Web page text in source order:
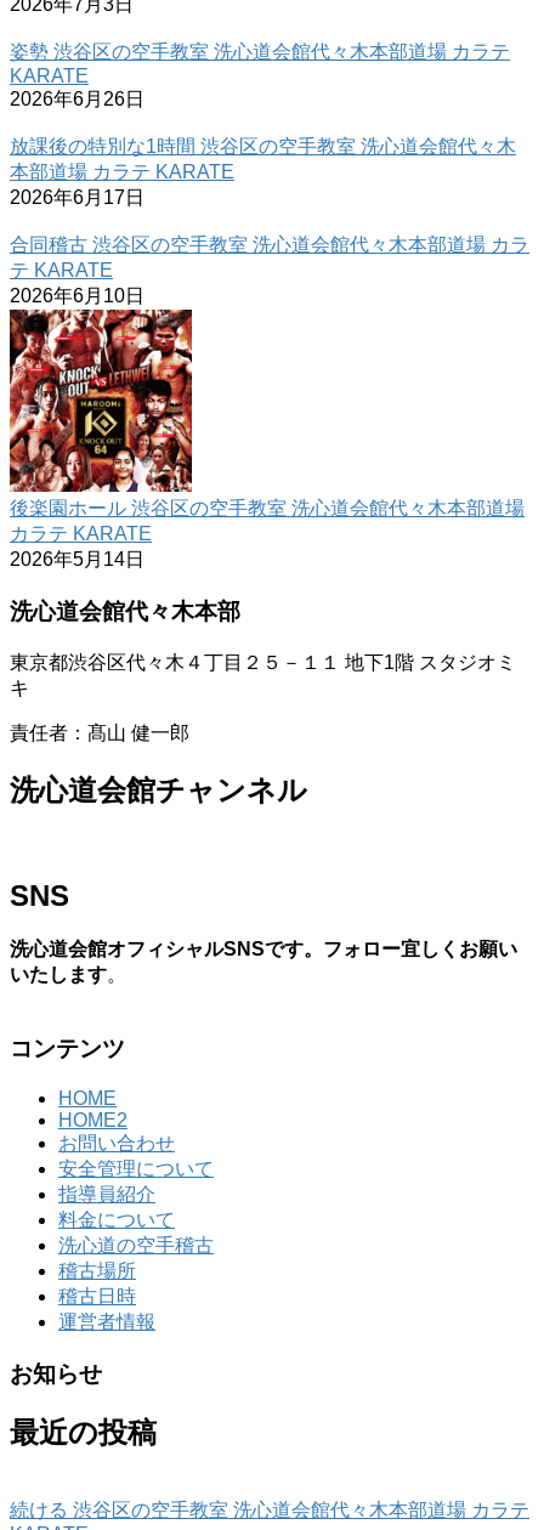
2026年7月3日
姿勢 渋谷区の空手教室 洗心道会館代々木本部道場 カラテ
KARATE
2026年6月26日
放課後の特別な1時間 渋谷区の空手教室 洗心道会館代々木
本部道場 カラテ KARATE
2026年6月17日
合同稽古 渋谷区の空手教室 洗心道会館代々木本部道場 カラ
テ KARATE
2026年6月10日
後楽園ホール 渋谷区の空手教室 洗心道会館代々木本部道場
カラテ KARATE
2026年5月14日
洗心道会館代々木本部
東京都渋谷区代々木４丁目２５－１１ 地下1階 スタジオミ
キ
責任者：髙山 健一郎
洗心道会館チャンネル
SNS
洗心道会館オフィシャルSNSです。フォロー宜しくお願い
いたします。
コンテンツ
HOME
HOME2
お問い合わせ
安全管理について
指導員紹介
料金について
洗心道の空手稽古
稽古場所
稽古日時
運営者情報
お知らせ
最近の投稿
続ける 渋谷区の空手教室 洗心道会館代々木本部道場 カラテ